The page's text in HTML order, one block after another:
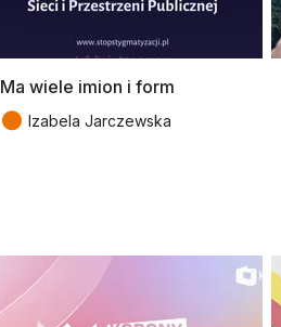
Ma wiele imion i form
● Izabela Jarczewska